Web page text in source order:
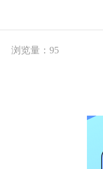
浏览量： 95